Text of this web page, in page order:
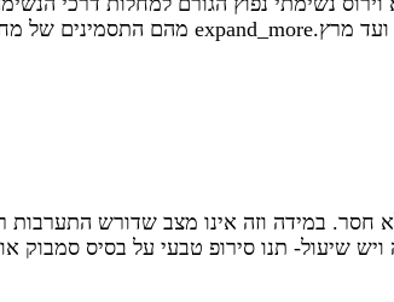
חסר. במידה וזה אינו מצב שדורש